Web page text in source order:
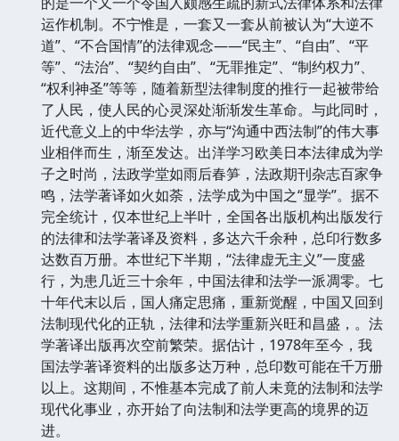
运作机制。不宁惟是，一套又一套从前被认为“大逆不
道”、“不合国情”的法律观念——“民主”、“自由”、“平
等”、“法治”、“契约自由”、“无罪推定”、“制约权力”、
“权利神圣”等等，随着新型法律制度的推行一起被带给
了人民，使人民的心灵深处渐渐发生革命。与此同时，
近代意义上的中华法学，亦与“沟通中西法制”的伟大事
业相伴而生，渐至发达。出洋学习欧美日本法律成为学
子之时尚，法政学堂如雨后春笋，法政期刊杂志百家争
鸣，法学著译如火如荼，法学成为中国之“显学”。据不
完全统计，仅本世纪上半叶，全国各出版机构出版发行
的法律和法学著译及资料，多达六千余种，总印行数多
达数百万册。本世纪下半期，“法律虚无主义”一度盛
行，为患几近三十余年，中国法律和法学一派凋零。七
十年代末以后，国人痛定思痛，重新觉醒，中国又回到
法制现代化的正轨，法律和法学重新兴旺和昌盛，。法
学著译出版再次空前繁荣。据估计，1978年至今，我
国法学著译资料的出版多达万种，总印数可能在千万册
以上。这期间，不惟基本完成了前人未竟的法制和法学
现代化事业，亦开始了向法制和法学更高的境界的迈
进。